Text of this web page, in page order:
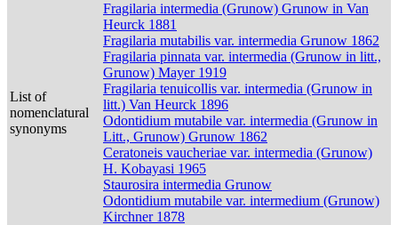
List of
nomenclatural
synonyms
Fragilaria intermedia (Grunow) Grunow in Van
Heurck 1881
Fragilaria mutabilis var. intermedia Grunow 1862
Fragilaria pinnata var. intermedia (Grunow in litt.,
Grunow) Mayer 1919
Fragilaria tenuicollis var. intermedia (Grunow in
litt.) Van Heurck 1896
Odontidium mutabile var. intermedia (Grunow in
Litt., Grunow) Grunow 1862
Ceratoneis vaucheriae var. intermedia (Grunow)
H. Kobayasi 1965
Staurosira intermedia Grunow
Odontidium mutabile var. intermedium (Grunow)
Kirchner 1878